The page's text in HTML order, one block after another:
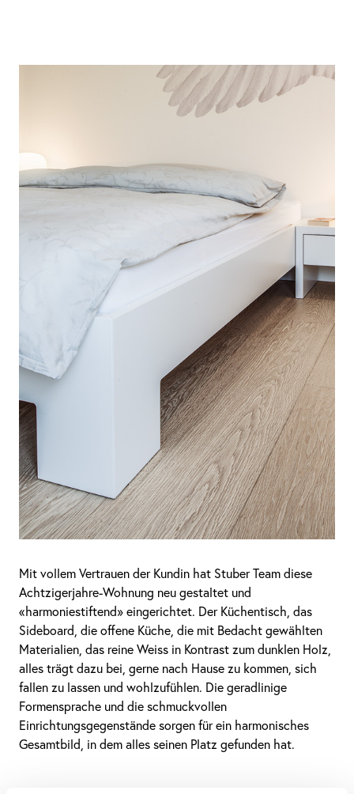
Mit vollem Vertrauen der Kundin hat Stuber Team diese
Achtzigerjahre-Wohnung neu gestaltet und
«harmoniestiftend» eingerichtet. Der Küchentisch, das
Sideboard, die offene Küche, die mit Bedacht gewählten
Materialien, das reine Weiss in Kontrast zum dunklen Holz,
alles trägt dazu bei, gerne nach Hause zu kommen, sich
fallen zu lassen und wohlzufühlen. Die geradlinige
Formensprache und die schmuckvollen
Einrichtungsgegenstände sorgen für ein harmonisches
Gesamtbild, in dem alles seinen Platz gefunden hat.